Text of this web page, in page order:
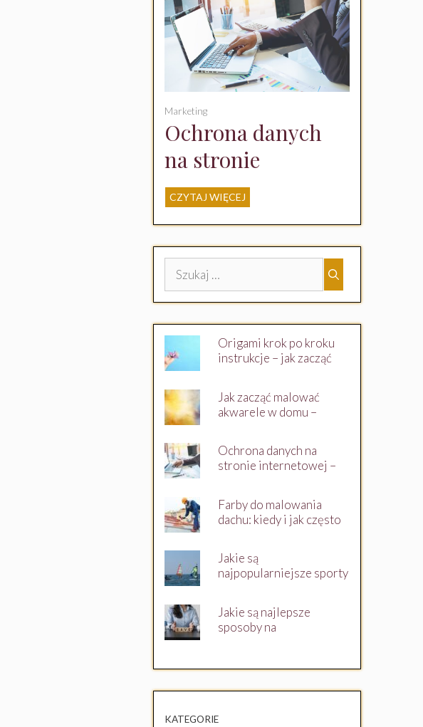
Ochrona danych
na stronie
internetowej – co
musisz wiedzieć
jako właściciel
witryny?
Marketing
CZYTAJ WIĘCEJ
Szukaj:
Origami krok po kroku
instrukcje – jak zacząć
Jak zacząć malować
akwarele w domu –
Ochrona danych na
stronie internetowej –
Farby do malowania
dachu: kiedy i jak często
Jakie są
najpopularniejsze sporty
Jakie są najlepsze
sposoby na
KATEGORIE